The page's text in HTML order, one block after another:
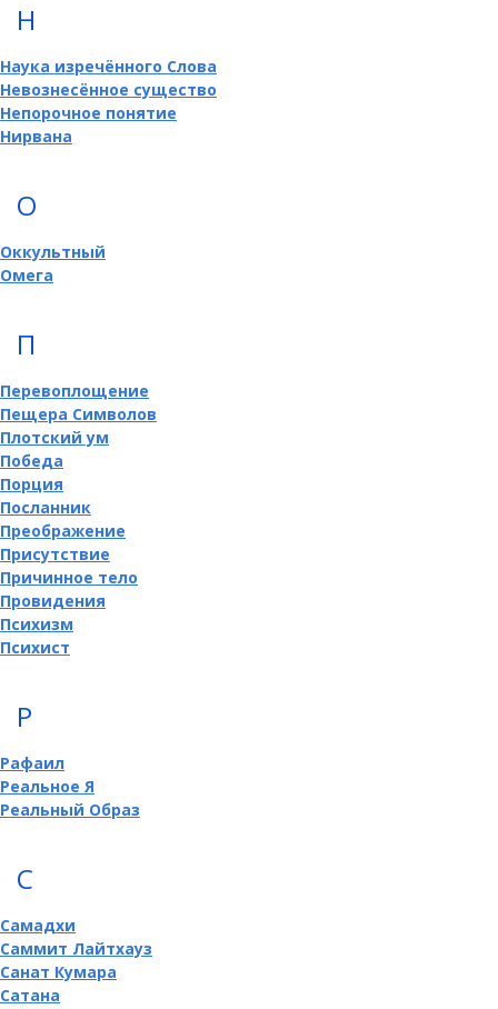
Н
Наука изречённого Слова
Невознесённое существо
Непорочное понятие
Нирвана
О
Оккультный
Омега
П
Перевоплощение
Пещера Символов
Плотский ум
Победа
Порция
Посланник
Преображение
Присутствие
Причинное тело
Провидения
Психизм
Психист
Р
Рафаил
Реальное Я
Реальный Образ
С
Самадхи
Саммит Лайтхауз
Санат Кумара
Сатана